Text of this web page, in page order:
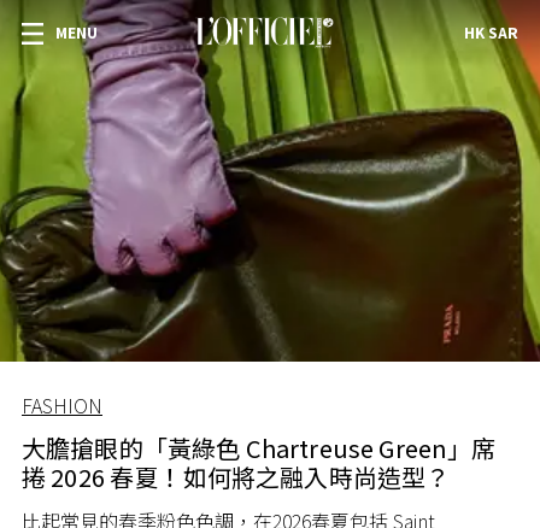
MENU HK SAR
FASHION
大膽搶眼的「黃綠色 Chartreuse Green」席
捲 2026 春夏！如何將之融入時尚造型？
比起常見的春季粉色色調，在2026春夏包括 Saint